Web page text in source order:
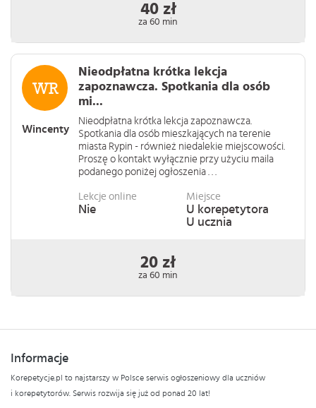
40 zł
za 60 min
Wincenty
Nieodpłatna krótka lekcja
zapoznawcza. Spotkania dla osób
mi...
Nieodpłatna krótka lekcja zapoznawcza.
Spotkania dla osób mieszkających na terenie
miasta Rypin - również niedalekie miejscowości.
Proszę o kontakt wyłącznie przy użyciu maila
podanego poniżej ogłoszenia . . .
Lekcje online
Nie
Miejsce
U korepetytora
U ucznia
20 zł
za 60 min
Informacje
Korepetycje.pl to najstarszy w Polsce serwis ogłoszeniowy dla uczniów
i korepetytorów. Serwis rozwija się już od ponad 20 lat!